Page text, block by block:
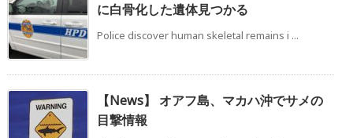
に白骨化した遺体見つかる
Police discover human skeletal remains i ...
【News】 オアフ島、マカハ沖でサメの
目撃情報